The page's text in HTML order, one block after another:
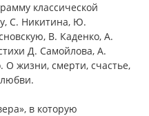
классической
С. Никитина, Ю.
В. Каденко, А.
Д. Самойлова, А.
О жизни, смерти, счастье,
в которую